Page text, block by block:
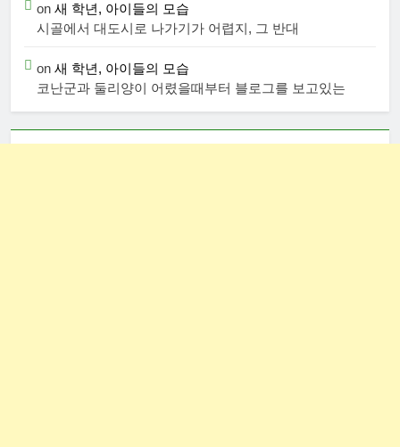
on 새 학년, 아이들의 모습
시골에서 대도시로 나가기가 어렵지, 그 반대
on 새 학년, 아이들의 모습
코난군과 둘리양이 어렸을때부터 블로그를 보고있는